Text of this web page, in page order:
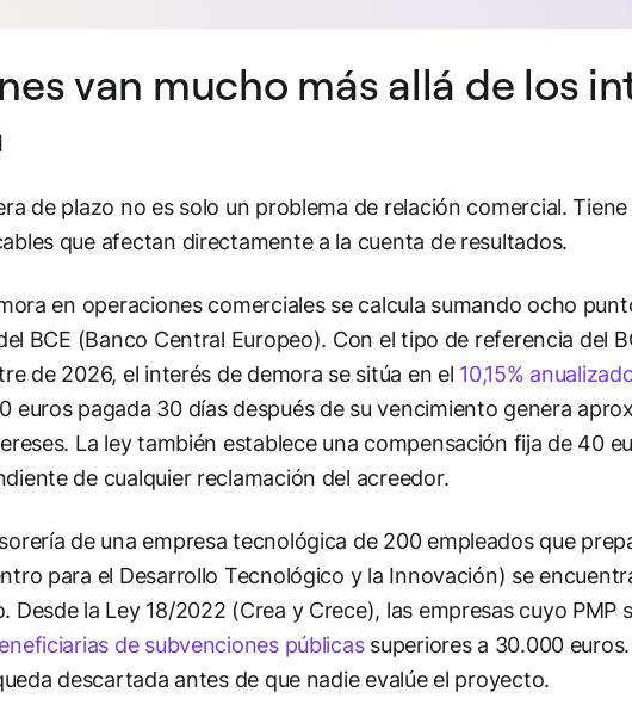
van mucho más allá de los
de plazo no es solo un problema de relación comercial.
que afectan directamente a la cuenta de resultados.
en operaciones comerciales se calcula sumando ocho
BCE (Banco Central Europeo). Con el tipo de referencia del
de 2026, el interés de demora se sitúa en el 10,15%
euros pagada 30 días después de su vencimiento genera
La ley también establece una compensación fija de 40
de cualquier reclamación del acreedor.
de una empresa tecnológica de 200 empleados que
para el Desarrollo Tecnológico y la Innovación) se
Desde la Ley 18/2022 (Crea y Crece), las empresas cuyo PMP
de subvenciones públicassuperiores a 30.000 euros.
descartada antes de que nadie evalúe el proyecto.